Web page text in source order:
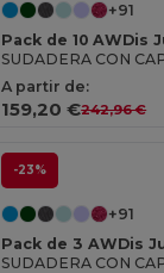
+91
Pack de 10 AWDis
SUDADERA CON
A partir de:
159,20 €242,96 €
-23%
+91
Pack de 3 AWDis
SUDADERA CON